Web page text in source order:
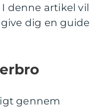
denne artikel vil
dig en guide
gennem